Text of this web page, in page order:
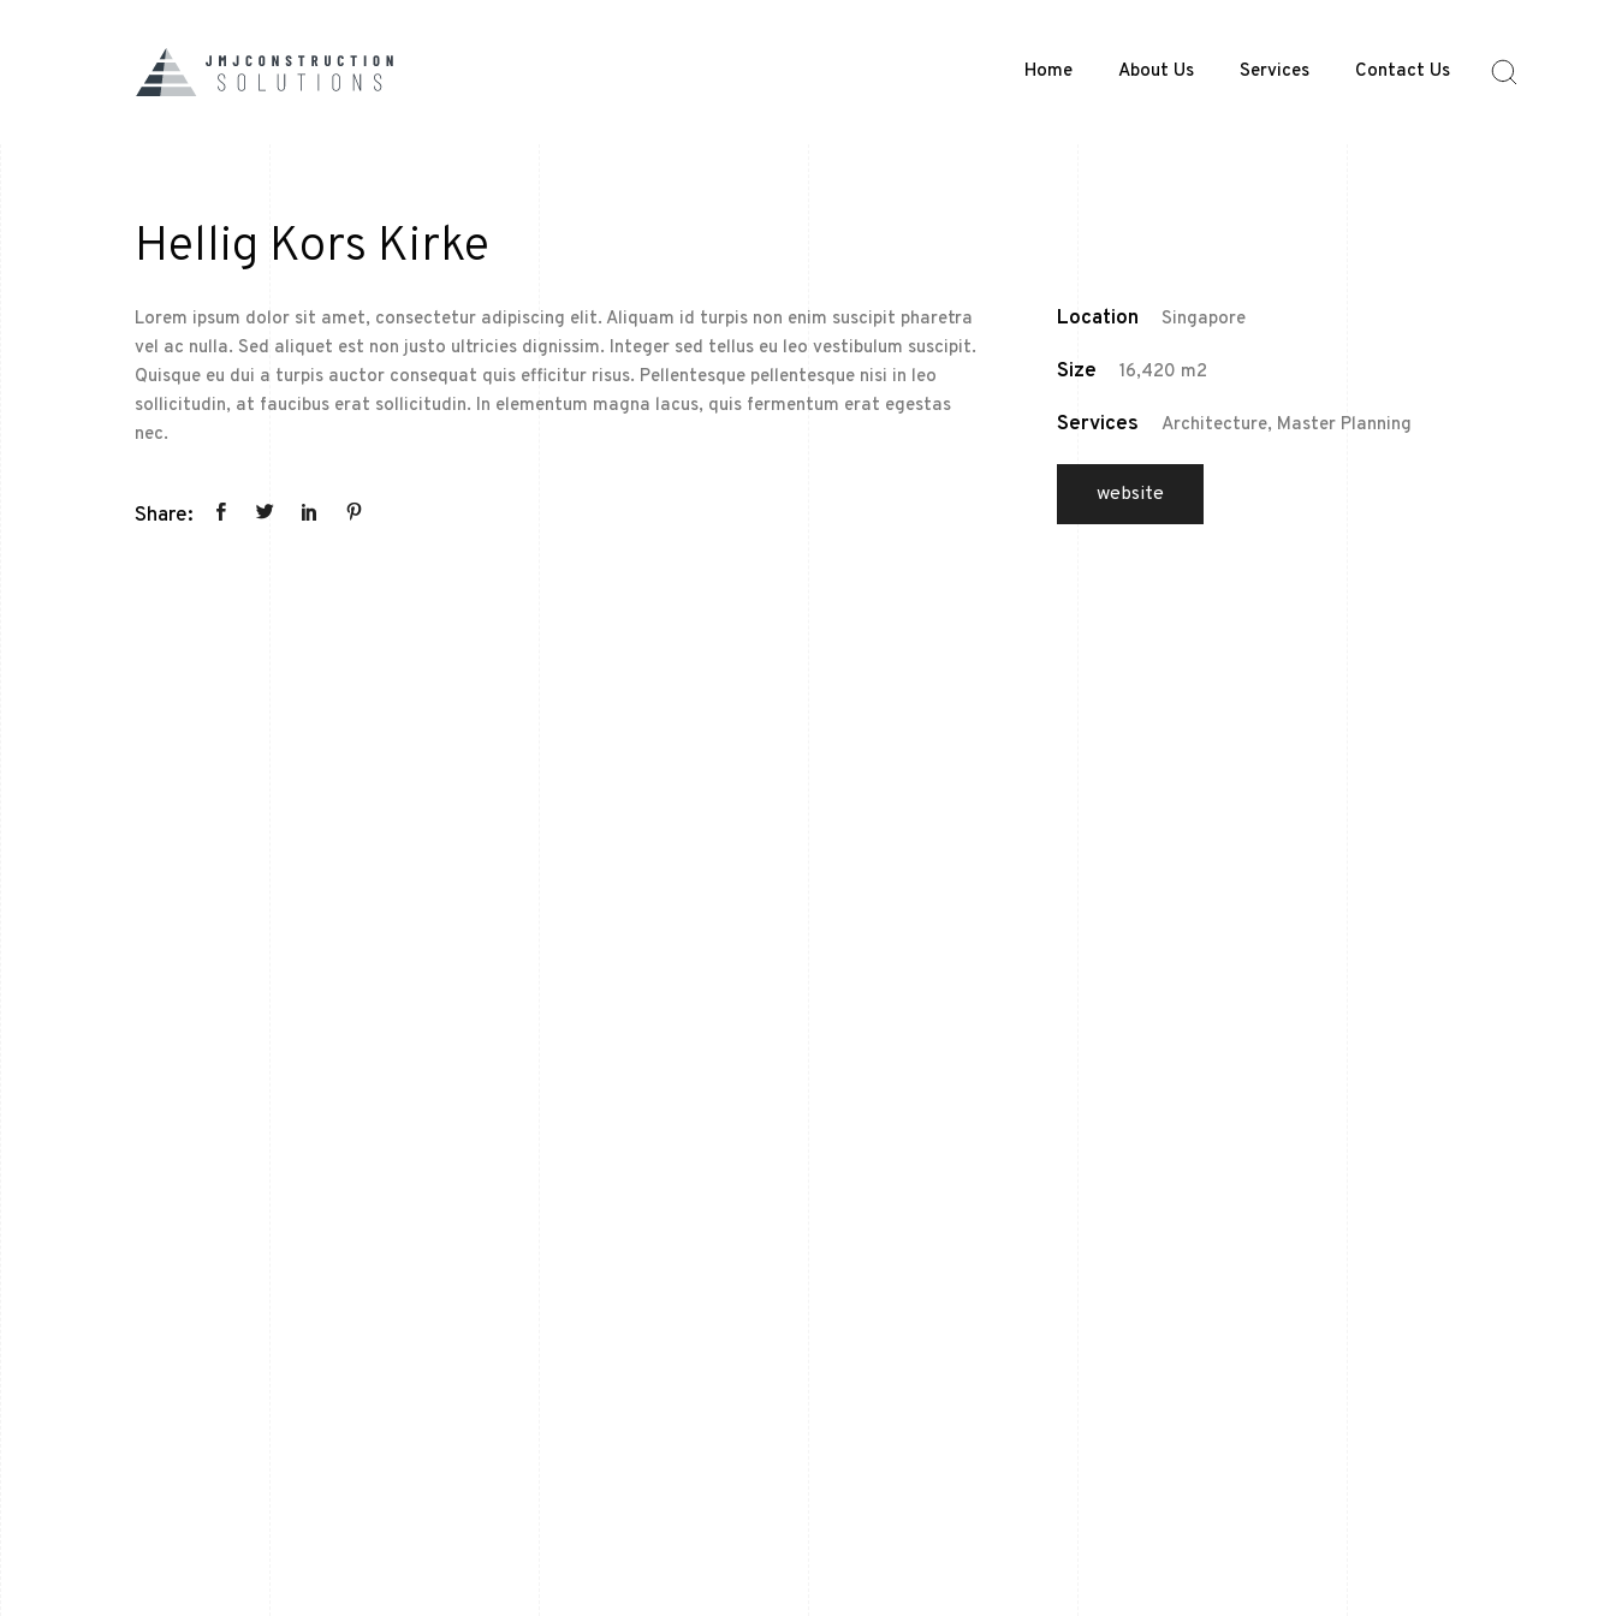
Home About Us Services Contact Us
Hellig Kors Kirke
Lorem ipsum dolor sit amet, consectetur adipiscing elit. Aliquam id turpis non enim suscipit pharetra
vel ac nulla. Sed aliquet est non justo ultricies dignissim. Integer sed tellus eu leo vestibulum suscipit.
Quisque eu dui a turpis auctor consequat quis efficitur risus. Pellentesque pellentesque nisi in leo
sollicitudin, at faucibus erat sollicitudin. In elementum magna lacus, quis fermentum erat egestas
nec.
Share:
Location Singapore
Size 16,420 m2
Services Architecture, Master Planning
website